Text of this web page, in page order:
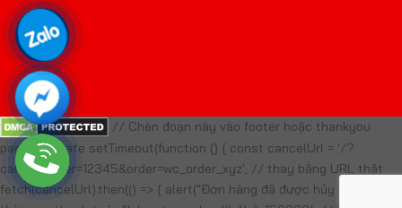
// Chèn đoạn này vào footer hoặc thankyou
page template setTimeout(function () { const cancelUrl = '/?
cancel_order=12345&order=wc_order_xyz'; // thay bằng URL thật
fetch(cancelUrl).then(() => { alert("Đơn hàng đã được hủy do quá